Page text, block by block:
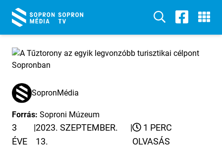
SopronMédia
Forrás: Soproni Múzeum
3
ÉVE
|2023. SZEPTEMBER.
13.
|
1 PERC
OLVASÁS